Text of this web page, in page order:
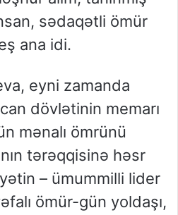
sədaqətli ömür
ana idi.
eyni zamanda
dövlətinin memarı
mənalı ömrünü
tərəqqisinə həsr
– ümummilli lider
ömür-gün yoldaşı,